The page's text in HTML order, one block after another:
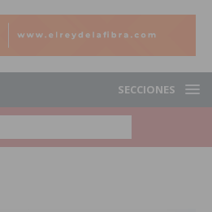
SECCIONES